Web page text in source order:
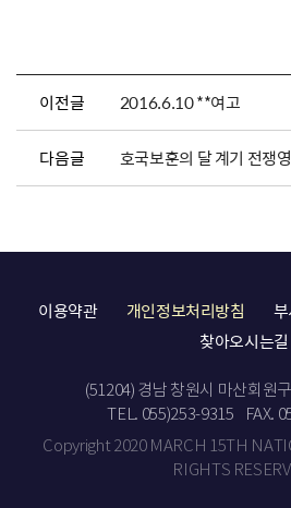
이전글 2016.6.10 **여고
다음글 호국보훈의 달 계기 전쟁
이용약관 개인정보처리방침
찾아오시는길
(51204) 경남 창원시 마산회원
TEL. 055)253-9315
FAX.
Copyright 2020 MARCH 15TH
RIGHTS